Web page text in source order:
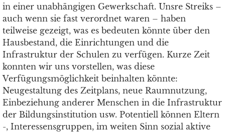
in einer unabhängigen Gewerkschaft. Unsre Streiks –
auch wenn sie fast verordnet waren – haben
teilweise gezeigt, was es bedeuten könnte über den
Hausbestand, die Einrichtungen und die
Infrastruktur der Schulen zu verfügen. Kurze Zeit
konnten wir uns vorstellen, was diese
Verfügungsmöglichkeit beinhalten könnte:
Neugestaltung des Zeitplans, neue Raumnutzung,
Einbeziehung anderer Menschen in die Infrastruktur
der Bildungsinstitution usw. Potentiell können Eltern
-, Interessensgruppen, im weiten Sinn sozial aktive